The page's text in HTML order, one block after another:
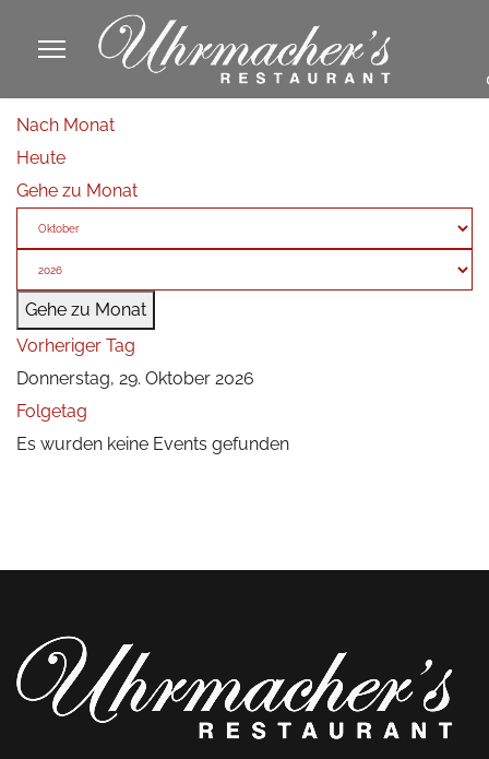
Nach Monat
Heute
Gehe zu Monat
Gehe zu Monat
Vorheriger Tag
Donnerstag, 29. Oktober 2026
Folgetag
Es wurden keine Events gefunden